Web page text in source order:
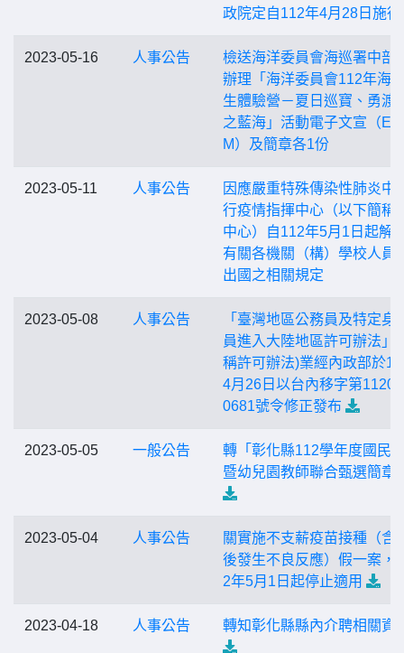
政院定自112年4月28日施行
2023-05-16 人事公告
檢送海洋委員會海巡署中部
辦理「海洋委員會112年海
生體驗營－夏日巡寶、勇渡
之藍海」活動電子文宣（ED
M）及簡章各1份
2023-05-11 人事公告
因應嚴重特殊傳染性肺炎中
行疫情指揮中心（以下簡稱
中心）自112年5月1日起解
有關各機關（構）學校人員
出國之相關規定
2023-05-08 人事公告
「臺灣地區公務員及特定身
員進入大陸地區許可辦法」(
稱許可辦法)業經內政部於
4月26日以台內移字第
0681號令修正發布
2023-05-05 一般公告
轉「彰化縣112學年度國民
暨幼兒園教師聯合甄選簡章
2023-05-04 人事公告
關實施不支薪疫苗接種（含
後發生不良反應）假一案，
2年5月1日起停止適用
2023-04-18 人事公告 轉知彰化縣縣內介聘相關資